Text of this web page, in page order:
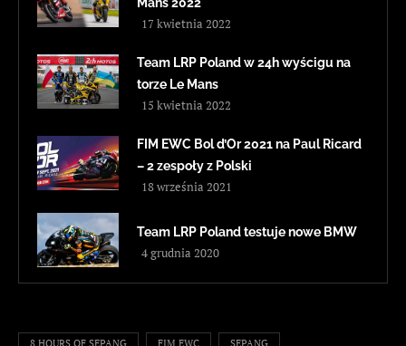
17 kwietnia 2022
Team LRP Poland w 24h wyścigu na
torze Le Mans
15 kwietnia 2022
FIM EWC Bol d’Or 2021 na Paul Ricard
– 2 zespoły z Polski
18 września 2021
Team LRP Poland testuje nowe BMW
4 grudnia 2020
8 HOURS OF SEPANG FIM EWC SEPANG